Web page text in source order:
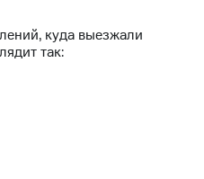
куда выезжали
так: